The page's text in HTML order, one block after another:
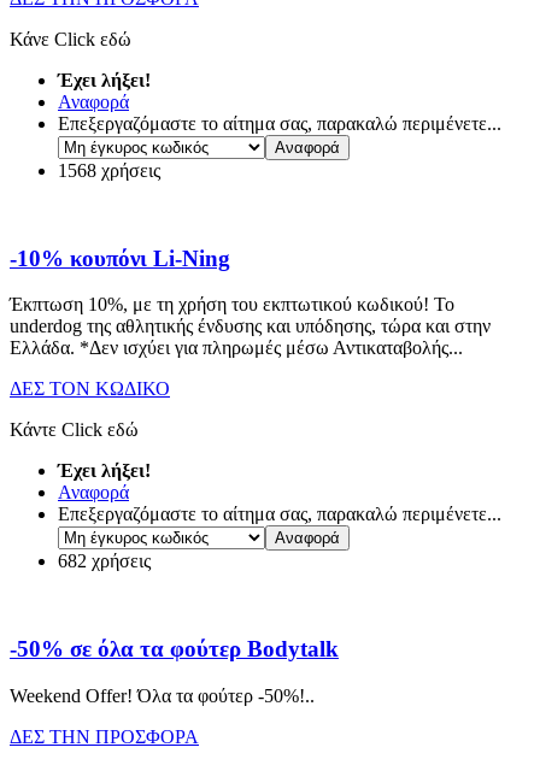
Κάνε Click εδώ
Έχει λήξει!
Αναφορά
Επεξεργαζόμαστε το αίτημα σας, παρακαλώ περιμένετε...
1568 χρήσεις
-10% κουπόνι Li-Ning
Έκπτωση 10%, με τη χρήση του εκπτωτικού κωδικού! Το
underdog της αθλητικής ένδυσης και υπόδησης, τώρα και στην
Ελλάδα. *Δεν ισχύει για πληρωμές μέσω Αντικαταβολής...
ΔΕΣ ΤΟΝ ΚΩΔΙΚΟ
Κάντε Click εδώ
Έχει λήξει!
Αναφορά
Επεξεργαζόμαστε το αίτημα σας, παρακαλώ περιμένετε...
682 χρήσεις
-50% σε όλα τα φούτερ Bodytalk
Weekend Offer! Όλα τα φούτερ -50%!..
ΔΕΣ ΤΗΝ ΠΡΟΣΦΟΡΑ